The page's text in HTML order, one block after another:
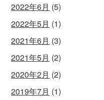
2022年6月 (5)
2022年5月 (1)
2021年6月 (3)
2021年5月 (2)
2020年2月 (2)
2019年7月 (1)